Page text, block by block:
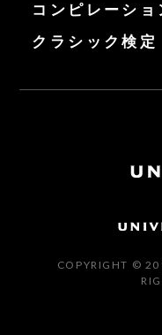
コンピレーショ
クラシック検定
COPYRIGHT ©